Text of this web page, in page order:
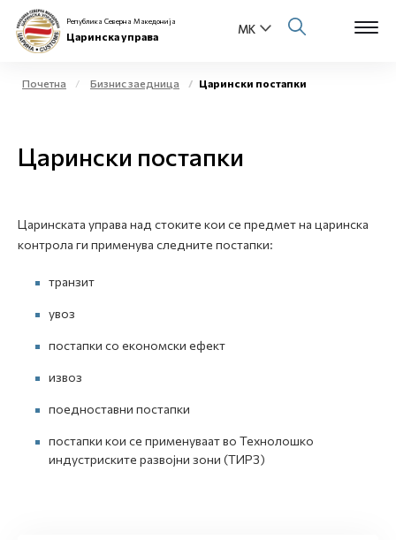
Физички лица
Бизнис заедница
Контакт
Република Северна Македонија
Царинска управа
Почетна Бизнис заедница Царински постапки
Царински постапки
Царинската управа над стоките кои се предмет на царинска
контрола ги применува следните постапки:
транзит
увоз
постапки со економски ефект
извоз
поедноставни постапки
постапки кои се применуваат во Технолошко
индустриските развојни зони (ТИРЗ)